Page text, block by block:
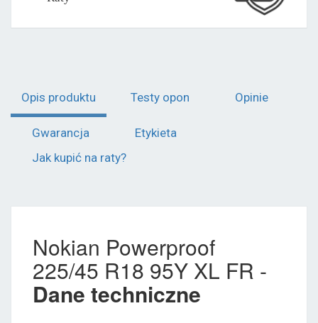
Opis produktu Testy opon Opinie
Gwarancja
Etykieta
Jak kupić na raty?
Nokian Powerproof
225/45 R18 95Y XL FR -
Dane techniczne